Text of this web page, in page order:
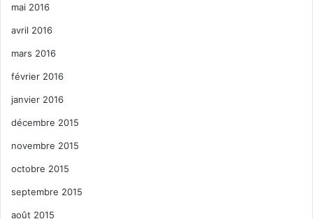
mai 2016
avril 2016
mars 2016
février 2016
janvier 2016
décembre 2015
novembre 2015
octobre 2015
septembre 2015
août 2015